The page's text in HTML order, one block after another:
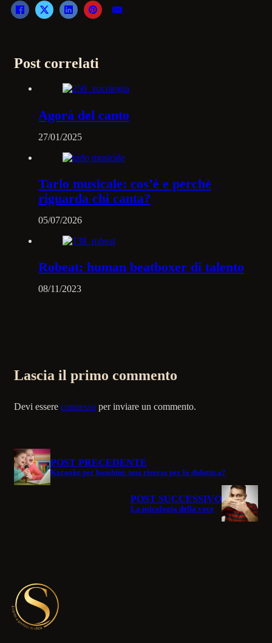
Post correlati
Agorà del canto
27/01/2025
Tarlo musicale: cos’è e perchè
riguarda chi canta?
05/07/2026
Robeat: human beatboxer di talento
08/11/2023
Lascia il primo commento
Devi essere connesso per inviare un commento.
POST PRECEDENTE
Karaoke per bambini: una risorsa per la didattica?
POST SUCCESSIVO
La psicologia della voce